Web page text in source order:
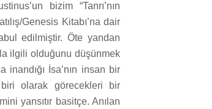
bizim “Tanrı’nın
Genesis Kitabı’na dair
edilmiştir. Öte yandan
ilgili olduğunu düşünmek
inandığı İsa’nın insan bir
biri olarak görecekleri bir
yansıtır basitçe. Anılan